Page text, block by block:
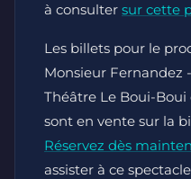
à consulter sur cette
Les billets pour le
Monsieur Fernandez
Théâtre Le Boui-Boui
sont en vente sur la
Réservez dès
assister à ce